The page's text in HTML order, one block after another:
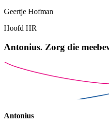
Geertje Hofman
Hoofd HR
Antonius. Zorg die
Antonius